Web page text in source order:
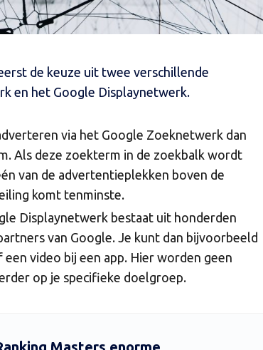
de keuze uit twee verschillende
en het Google Displaynetwerk.
via het Google Zoeknetwerk dan
Als deze zoekterm in de zoekbalk wordt
van de advertentieplekken boven de
komt tenminste.
Displaynetwerk bestaat uit honderden
van Google. Je kunt dan bijvoorbeeld
video bij een app. Hier worden geen
op je specifieke doelgroep.
Masters enorme